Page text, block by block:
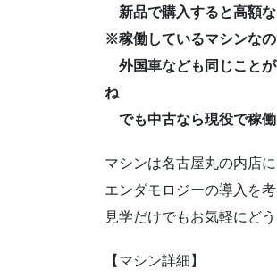
新品で購入すると高額
※稼働しているマシンな
外国車なども同じこと
ね
でも中古なら現役で稼
マシンは名古屋丸の内店に
エンダモロジーの導入を
見学だけでもお気軽にどう
【マシン詳細】